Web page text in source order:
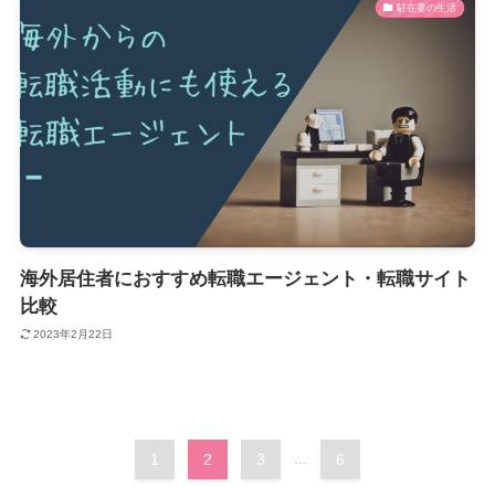
駐在妻の生活
海外居住者におすすめ転職エージェント・転職サイト
比較
2023年2月22日
1 2 3 ... 6